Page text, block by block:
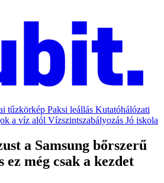
tűzkörkép Paksi leállás Kutatóhálózati
a víz alól Vízszintszabályozás Jó iskola
a Samsung bőrszerű
még csak a kezdet